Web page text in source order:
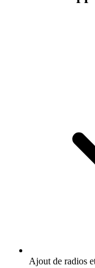
Ajout de radios